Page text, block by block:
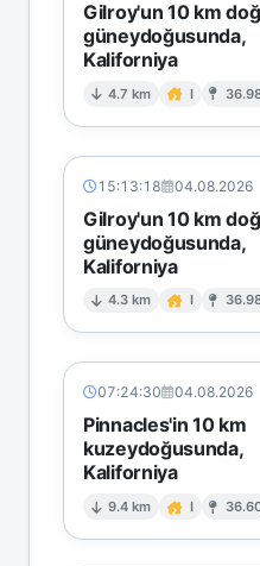
Gilroy'un 10 km
güneydoğusunda,
Kaliforniya
4.7 km I
15:13:18 04.08.2026
Gilroy'un 10 km
güneydoğusunda,
Kaliforniya
4.3 km I
07:24:30 04.08.2026
Pinnacles'in 10 km
kuzeydoğusunda,
Kaliforniya
9.4 km I